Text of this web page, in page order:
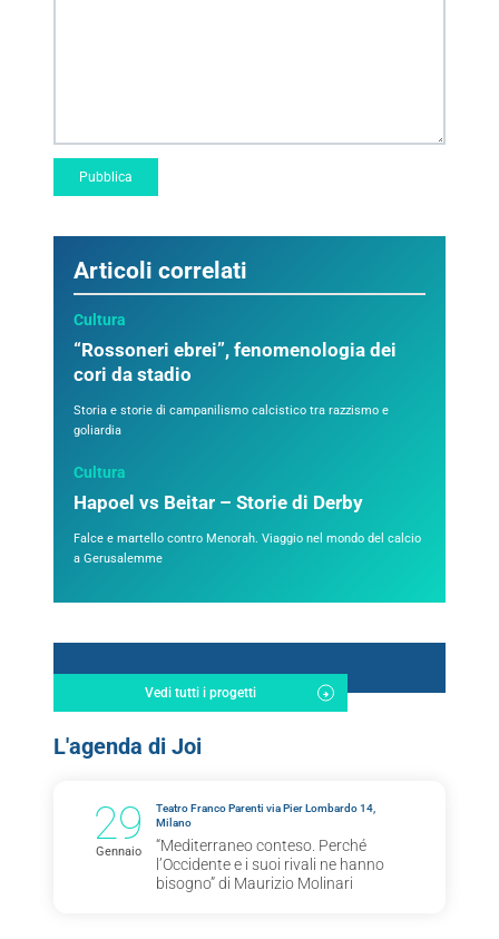
Articoli correlati
Cultura
“Rossoneri ebrei”, fenomenologia dei
cori da stadio
Storia e storie di campanilismo calcistico tra razzismo e
goliardia
Cultura
Hapoel vs Beitar – Storie di Derby
Falce e martello contro Menorah. Viaggio nel mondo del calcio
a Gerusalemme
Vedi tutti i progetti
L'agenda di Joi
29
Gennaio
Teatro Franco Parenti via Pier Lombardo 14,
Milano
“Mediterraneo conteso. Perché
l’Occidente e i suoi rivali ne hanno
bisogno” di Maurizio Molinari